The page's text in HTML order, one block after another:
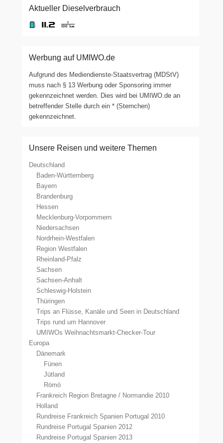
Aktueller Dieselverbrauch
Werbung auf UMIWO.de
Aufgrund des Mediendienste-Staatsvertrag (MDStV)
muss nach § 13 Werbung oder Sponsoring immer
gekennzeichnet werden. Dies wird bei UMIWO.de an
betreffender Stelle durch ein * (Sternchen)
gekennzeichnet.
Unsere Reisen und weitere Themen
Deutschland
Baden-Württemberg
Bayern
Brandenburg
Hessen
Mecklenburg-Vorpommern
Niedersachsen
Nordrhein-Westfalen
Region Westfalen
Rheinland-Pfalz
Sachsen
Sachsen-Anhalt
Schleswig-Holstein
Thüringen
Trips an Flüsse, Kanäle und Seen in Deutschland
Trips rund um Hannover
UMIWOs Weihnachtsmarkt-Checker-Tour
Europa
Dänemark
Fünen
Jütland
Römö
Frankreich Region Bretagne / Normandie 2010
Holland
Rundreise Frankreich Spanien Portugal 2010
Rundreise Portugal Spanien 2012
Rundreise Portugal Spanien 2013